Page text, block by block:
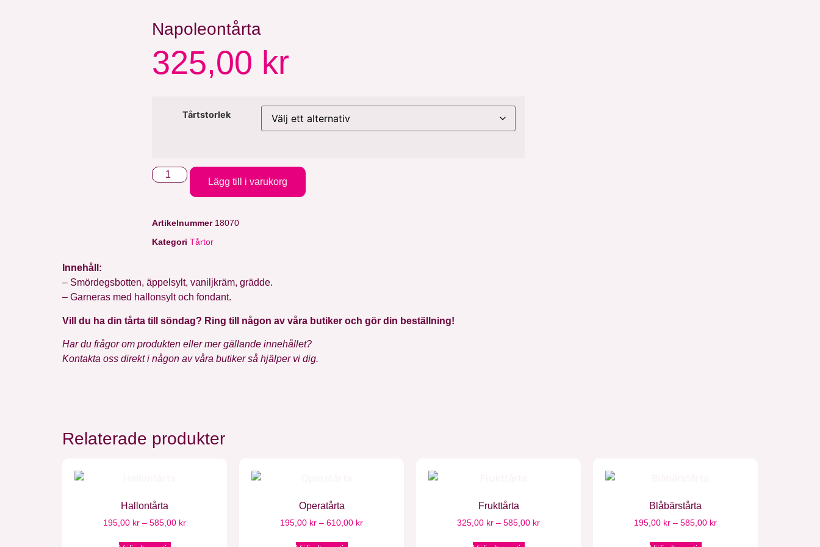
Napoleontårta
325,00 kr
Tårtstorlek
Lägg till i varukorg
Artikelnummer 18070
Kategori Tårtor
Innehåll:
– Smördegsbotten, äppelsylt, vaniljkräm, grädde.
– Garneras med hallonsylt och fondant.
Vill du ha din tårta till söndag? Ring till någon av våra butiker och gör din beställning!
Har du frågor om produkten eller mer gällande innehållet?
Kontakta oss direkt i någon av våra butiker så hjälper vi dig.
Relaterade produkter
Hallontårta
195,00 kr – 585,00 kr
Operatårta
195,00 kr – 610,00 kr
Frukttårta
325,00 kr – 585,00 kr
Blåbärstårta
195,00 kr – 585,00 kr